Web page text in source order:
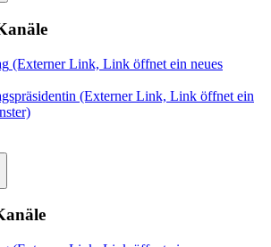
(Externer Link, Link öffnet ein neues
(Externer Link, Link öffnet ein